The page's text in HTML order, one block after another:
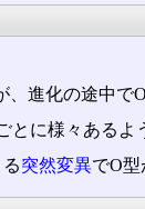
進化の途中でO
に様々あるよ
突然変異でO